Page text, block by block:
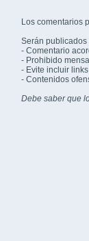
Los comentarios
Serán
- Comentario
- Prohibido
- Evite incluir
- Contenidos
Debe saber que